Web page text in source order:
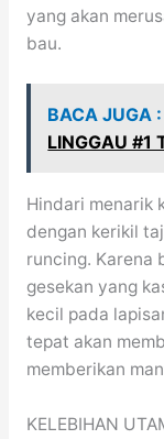
yang akan
bau.
BACA JUGA :
LINGGAU #1
Hindari menarik
dengan kerikil
runcing. Karena
gesekan yang
kecil pada
tepat akan
memberikan
KELEBIHAN